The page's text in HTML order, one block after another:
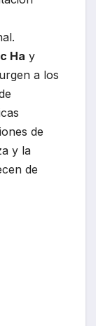
Ha y
urgen a los
de
y la
de